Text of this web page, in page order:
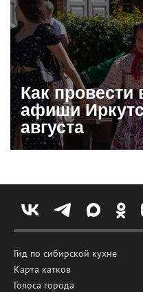
Как
афиши
августа
Гид по сибирской кухне
Карта катков
Голоса города